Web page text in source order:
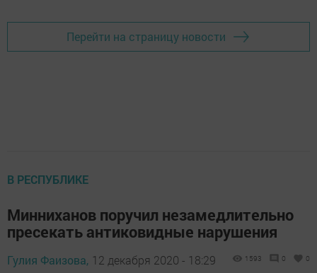
Перейти на страницу новости
В РЕСПУБЛИКЕ
Минниханов поручил незамедлительно
пресекать антиковидные нарушения
Гулия Фаизова, 12 декабря 2020 - 18:29 1593 0 0